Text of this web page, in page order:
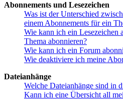
Abonnements und Lesezeichen
Was ist der Unterschied
einem Abonnements für ein
Wie kann ich ein Lesezeichen
Thema abonnieren?
Wie kann ich ein Forum
Wie deaktiviere ich meine
Dateianhänge
Welche Dateianhänge sind in
Kann ich eine Übersicht all